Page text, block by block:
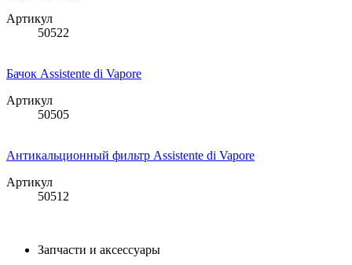
Артикул
50522
Бачок Assistente di Vapore
Артикул
50505
Антикальционный фильтр Assistente di Vapore
Артикул
50512
Запчасти и аксессуары